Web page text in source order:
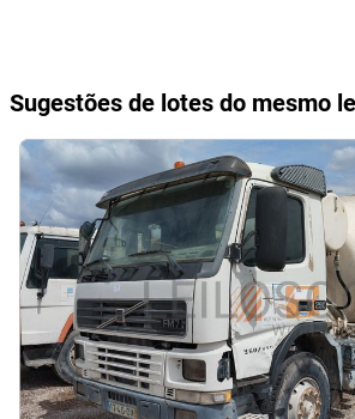
Sugestões de lotes do mesmo